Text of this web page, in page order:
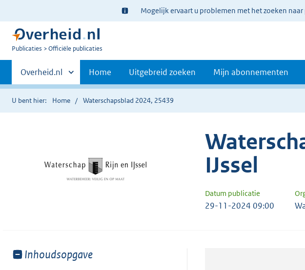
Ter
informatie:
Mogelijk ervaart u problemen met het zoeken
U
Publicaties Officiële publicaties
Primaire
navigatie
Andere
sites
binnen
Overheid.nl Home Uitgebreid zoeken Mijn abonnementen
U bent hier: Home Waterschapsblad 2024, 25439
IJssel
Datum publicatie
29-11-2024 09:00
Toon
Inhoudsopgave